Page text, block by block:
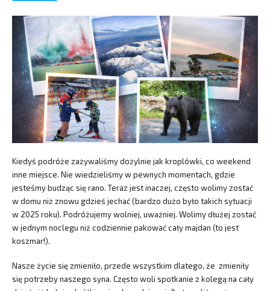
Kiedyś podróże zażywaliśmy dożylnie jak kroplówki, co weekend
inne miejsce. Nie wiedzieliśmy w pewnych momentach, gdzie
jesteśmy budząc się rano. Teraz jest inaczej, często wolimy zostać
w domu niż znowu gdzieś jechać (bardzo dużo było takich sytuacji
w 2025 roku). Podróżujemy wolniej, uważniej. Wolimy dłużej zostać
w jednym noclegu niż codziennie pakować cały majdan (to jest
koszmar!).
Nasze życie się zmieniło, przede wszystkim dlatego, że zmieniły
się potrzeby naszego syna. Często woli spotkanie z kolegą na cały